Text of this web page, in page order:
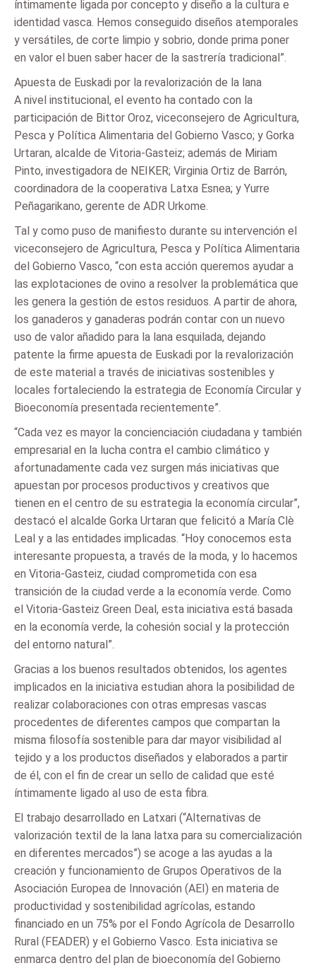
íntimamente ligada por concepto y diseño a la cultura e
identidad vasca. Hemos conseguido diseños atemporales
y versátiles, de corte limpio y sobrio, donde prima poner
en valor el buen saber hacer de la sastrería tradicional”.
Apuesta de Euskadi por la revalorización de la lana
A nivel institucional, el evento ha contado con la
participación de Bittor Oroz, viceconsejero de Agricultura,
Pesca y Política Alimentaria del Gobierno Vasco; y Gorka
Urtaran, alcalde de Vitoria-Gasteiz; además de Miriam
Pinto, investigadora de NEIKER; Virginia Ortiz de Barrón,
coordinadora de la cooperativa Latxa Esnea; y Yurre
Peñagarikano, gerente de ADR Urkome.
Tal y como puso de manifiesto durante su intervención el
viceconsejero de Agricultura, Pesca y Política Alimentaria
del Gobierno Vasco, “con esta acción queremos ayudar a
las explotaciones de ovino a resolver la problemática que
les genera la gestión de estos residuos. A partir de ahora,
los ganaderos y ganaderas podrán contar con un nuevo
uso de valor añadido para la lana esquilada, dejando
patente la firme apuesta de Euskadi por la revalorización
de este material a través de iniciativas sostenibles y
locales fortaleciendo la estrategia de Economía Circular y
Bioeconomía presentada recientemente”.
“Cada vez es mayor la concienciación ciudadana y también
empresarial en la lucha contra el cambio climático y
afortunadamente cada vez surgen más iniciativas que
apuestan por procesos productivos y creativos que
tienen en el centro de su estrategia la economía circular”,
destacó el alcalde Gorka Urtaran que felicitó a María Clè
Leal y a las entidades implicadas. “Hoy conocemos esta
interesante propuesta, a través de la moda, y lo hacemos
en Vitoria-Gasteiz, ciudad comprometida con esa
transición de la ciudad verde a la economía verde. Como
el Vitoria-Gasteiz Green Deal, esta iniciativa está basada
en la economía verde, la cohesión social y la protección
del entorno natural”.
Gracias a los buenos resultados obtenidos, los agentes
implicados en la iniciativa estudian ahora la posibilidad de
realizar colaboraciones con otras empresas vascas
procedentes de diferentes campos que compartan la
misma filosofía sostenible para dar mayor visibilidad al
tejido y a los productos diseñados y elaborados a partir
de él, con el fin de crear un sello de calidad que esté
íntimamente ligado al uso de esta fibra.
El trabajo desarrollado en Latxari (“Alternativas de
valorización textil de la lana latxa para su comercialización
en diferentes mercados”) se acoge a las ayudas a la
creación y funcionamiento de Grupos Operativos de la
Asociación Europea de Innovación (AEI) en materia de
productividad y sostenibilidad agrícolas, estando
financiado en un 75% por el Fondo Agrícola de Desarrollo
Rural (FEADER) y el Gobierno Vasco. Esta iniciativa se
enmarca dentro del plan de bioeconomía del Gobierno